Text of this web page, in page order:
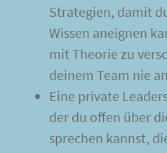
Strategien, damit
Wissen aneignen
mit Theorie zu
deinem Team nie
Eine private
der du offen über
sprechen kannst,